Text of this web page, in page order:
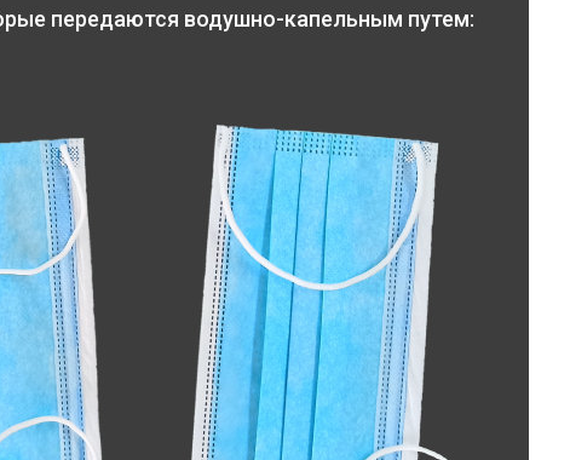
передаются водушно-капельным путем: